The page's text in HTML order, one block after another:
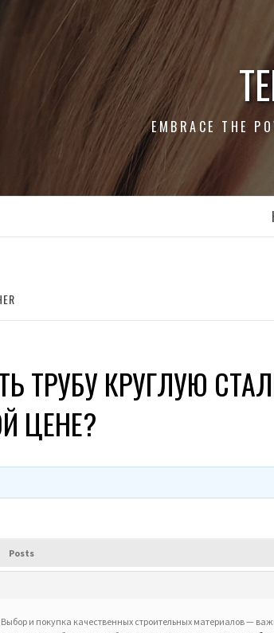
EMBRACE THE
ТРУБУ КРУГЛУЮ
ЦЕНЕ?
Posts
Выбор и покупка качественных строительных материалов —